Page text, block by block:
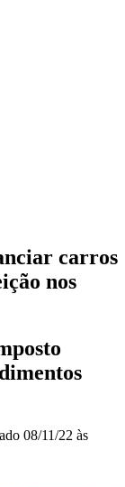
carros
nos
08/11/22 às